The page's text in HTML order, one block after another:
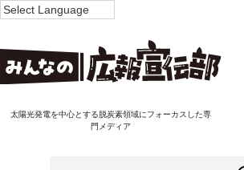
太陽光発電を中心とする脱炭素領域にフォーカスした専
門メディア